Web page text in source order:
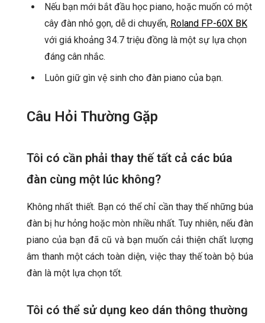
Nếu bạn mới bắt đầu học piano, hoặc muốn có một
cây đàn nhỏ gọn, dễ di chuyển, Roland FP-60X BK
với giá khoảng 34.7 triệu đồng là một sự lựa chọn
đáng cân nhắc.
Luôn giữ gìn vệ sinh cho đàn piano của bạn.
Câu Hỏi Thường Gặp
Tôi có cần phải thay thế tất cả các búa
đàn cùng một lúc không?
Không nhất thiết. Bạn có thể chỉ cần thay thế những búa
đàn bị hư hỏng hoặc mòn nhiều nhất. Tuy nhiên, nếu đàn
piano của bạn đã cũ và bạn muốn cải thiện chất lượng
âm thanh một cách toàn diện, việc thay thế toàn bộ búa
đàn là một lựa chọn tốt.
Tôi có thể sử dụng keo dán thông thường